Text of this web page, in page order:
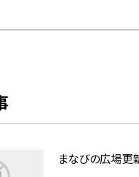
まなびの広場更